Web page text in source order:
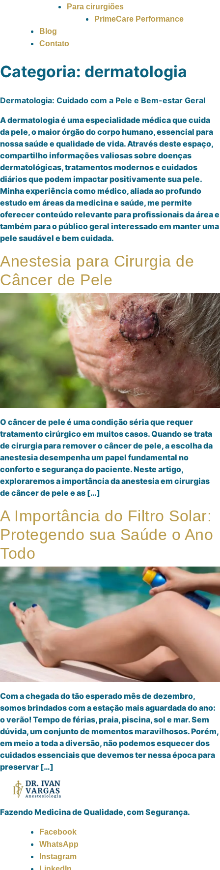
Para cirurgiões
PrimeCare Performance
Blog
Contato
Categoria: dermatologia
Dermatologia: Cuidado com a Pele e Bem-estar Geral
A dermatologia é uma especialidade médica que cuida
da pele, o maior órgão do corpo humano, essencial para
nossa saúde e qualidade de vida. Através deste espaço,
compartilho informações valiosas sobre doenças
dermatológicas, tratamentos modernos e cuidados
diários que podem impactar positivamente sua pele.
Minha experiência como médico, aliada ao profundo
estudo em áreas da medicina e saúde, me permite
oferecer conteúdo relevante para profissionais da área e
também para o público geral interessado em manter uma
pele saudável e bem cuidada.
Anestesia para Cirurgia de
Câncer de Pele
O câncer de pele é uma condição séria que requer
tratamento cirúrgico em muitos casos. Quando se trata
de cirurgia para remover o câncer de pele, a escolha da
anestesia desempenha um papel fundamental no
conforto e segurança do paciente. Neste artigo,
exploraremos a importância da anestesia em cirurgias
de câncer de pele e as […]
A Importância do Filtro Solar:
Protegendo sua Saúde o Ano
Todo
Com a chegada do tão esperado mês de dezembro,
somos brindados com a estação mais aguardada do ano:
o verão! Tempo de férias, praia, piscina, sol e mar. Sem
dúvida, um conjunto de momentos maravilhosos. Porém,
em meio a toda a diversão, não podemos esquecer dos
cuidados essenciais que devemos ter nessa época para
preservar […]
Fazendo Medicina de Qualidade, com Segurança.
Facebook
WhatsApp
Instagram